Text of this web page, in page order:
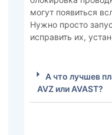
могут появиться
Нужно просто
исправить их,
А что лучшев
AVZ или AVAST?